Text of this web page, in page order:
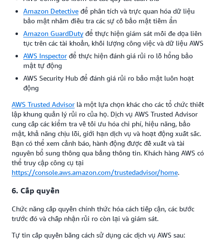
Amazon Detective để phân tích và trực quan hóa dữ liệu
bảo mật nhằm điều tra các sự cố bảo mật tiềm ẩn
Amazon GuardDuty để thực hiện giám sát mối đe dọa liên
tục trên các tài khoản, khối lượng công việc và dữ liệu AWS
AWS Inspector để thực hiện đánh giá rủi ro lỗ hổng bảo
mật tự động
AWS Security Hub để đánh giá rủi ro bảo mật luôn hoạt
động
AWS Trusted Advisor là một lựa chọn khác cho các tổ chức thiết
lập khung quản lý rủi ro của họ. Dịch vụ AWS Trusted Advisor
cung cấp các kiểm tra về tối ưu hóa chi phí, hiệu năng, bảo
mật, khả năng chịu lỗi, giới hạn dịch vụ và hoạt động xuất sắc.
Bạn có thể xem cảnh báo, hành động được đề xuất và tài
nguyên bổ sung thông qua bảng thông tin. Khách hàng AWS có
thể truy cập công cụ tại​
https://console.aws.amazon.com/trustedadvisor/home.
6. Cấp quyền
Chức năng cấp quyền chính thức hóa cách tiếp cận, các bước
trước đó và chấp nhận rủi ro còn lại và giám sát.
Tự tin cấp quyền bằng cách sử dụng các dịch vụ AWS sau: